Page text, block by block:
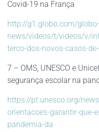
Covid-19 na França
http://g1.globo.com/
news/videos/t/videos/v/
terco-dos-novos-casos-
7 – OMS, UNESCO e
segurança escolar na
https://pt.unesco.org/
orientacoes-garantir-que-
pandemia-da